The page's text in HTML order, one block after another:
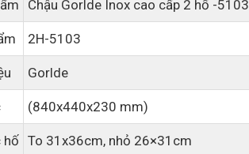
Chậu Gorlde Inox cao cấp 2 hố -5103
2H-5103
Gorlde
(840x440x230 mm)
hố To 31x36cm, nhỏ 26×31cm